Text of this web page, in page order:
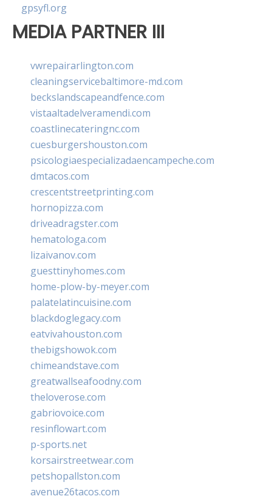
gpsyfl.org
MEDIA PARTNER III
vwrepairarlington.com
cleaningservicebaltimore-md.com
beckslandscapeandfence.com
vistaaltadelveramendi.com
coastlinecateringnc.com
cuesburgershouston.com
psicologiaespecializadaencampeche.com
dmtacos.com
crescentstreetprinting.com
hornopizza.com
driveadragster.com
hematologa.com
lizaivanov.com
guesttinyhomes.com
home-plow-by-meyer.com
palatelatincuisine.com
blackdoglegacy.com
eatvivahouston.com
thebigshowok.com
chimeandstave.com
greatwallseafoodny.com
theloverose.com
gabriovoice.com
resinflowart.com
p-sports.net
korsairstreetwear.com
petshopallston.com
avenue26tacos.com